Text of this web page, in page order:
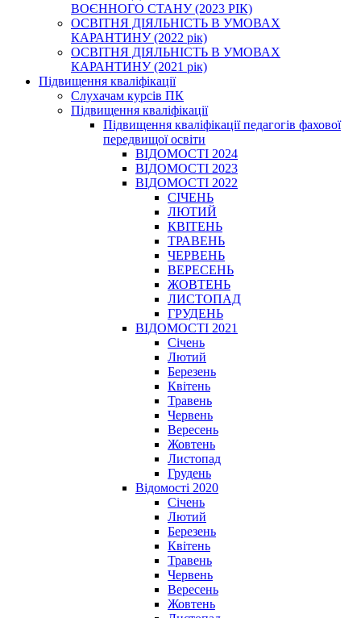
ВОЄННОГО СТАНУ (2023 РІК)
ОСВІТНЯ ДІЯЛЬНІСТЬ В УМОВАХ
КАРАНТИНУ (2022 рік)
ОСВІТНЯ ДІЯЛЬНІСТЬ В УМОВАХ
КАРАНТИНУ (2021 рік)
Підвищення кваліфікації
Слухачам курсів ПК
Підвищення кваліфікації
Підвищення кваліфікації педагогів фахової
передвищої освіти
ВІДОМОСТІ 2024
ВІДОМОСТІ 2023
ВІДОМОСТІ 2022
СІЧЕНЬ
ЛЮТИЙ
КВІТЕНЬ
ТРАВЕНЬ
ЧЕРВЕНЬ
ВЕРЕСЕНЬ
ЖОВТЕНЬ
ЛИСТОПАД
ГРУДЕНЬ
ВІДОМОСТІ 2021
Січень
Лютий
Березень
Квітень
Травень
Червень
Вересень
Жовтень
Листопад
Грудень
Відомості 2020
Січень
Лютий
Березень
Квітень
Травень
Червень
Вересень
Жовтень